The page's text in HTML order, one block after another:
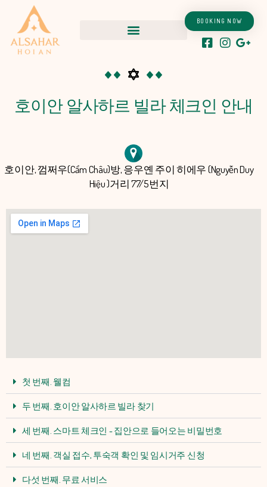
BOOKING NOW
호이안 알사하르 빌라 체크인 안내
호이안, 껌쩌우(Cẩm Châu)방, 응우옌 주이 히에우 (Nguyễn Duy
Hiệu )거리 77/5번지
첫 번째. 웰컴
두 번째. 호이안 알사하르 빌라 찾기
세 번째. 스마트 체크인 - 집안으로 들어오는 비밀번호
네 번째. 객실 접수, 투숙객 확인 및 임시거주 신청
다섯 번째. 무료 서비스